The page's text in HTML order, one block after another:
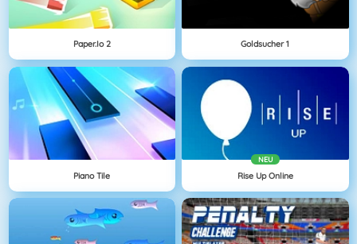
Paper.io 2 Goldsucher 1
Piano Tile
NEU
Rise Up Online